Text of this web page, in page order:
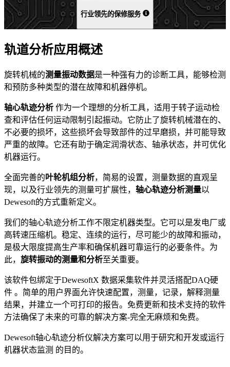
行业领先的保修服务
轨道分析应用概述
旋转机械的测量振动数据是一种强有力的诊断工具，能够检测
和预防多种类型的潜在故障和机器停机。
轴心轨迹分析 作为一个理想的分析工具，适用于转子运动检
查和评估任何运动限制引起振动。它防止了旋转机械潜在的、
不必要的损坏，这些损坏会导致部件的过早磨损，并可能导致
严重的故障。它还有助于确定润滑状态、轴承状态，并可优化
机器运行。
全面完善的叶轮机组分析，简易的设置，测量数据的直观呈
现，以及行业领先的测量可扩展性， 轴心轨迹分析测量以
Dewesoft的方式重新定义。
我们的轴心轨迹分析工作不限定机器类型。它可以是发电厂或
高转速压缩机。稳定、连续的运行，尽可能少的故障和振动，
是极大限度提高生产率和确保机器可靠运行的必要条件。为
此， 旋转振动的测量和分析至关重要。
该软件包绑定于DewesoftX 数据采集软件并灵活搭配DAQ硬
件 。简单的用户界面允许快速配置，测量，记录，解释测量
结果，并建立一个可打印的报告。免费更新和技术支持的软件
方法确保了未来的可靠的解决方案-完全无麻烦和免费。
Dewesoft轴心轨迹分析仪解决方案可以用于研究和开发或运行
机器状态监测 的目的。